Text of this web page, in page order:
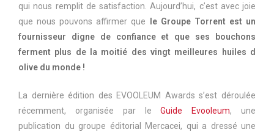
qui nous remplit de satisfaction. Aujourd’hui, c’est avec joie
que nous pouvons affirmer que
le Groupe Torrent est un
fournisseur digne de confiance et que ses bouchons
ferment plus de la moitié des vingt meilleures huiles d
olive du monde !
La dernière édition des EVOOLEUM Awards s’est déroulée
récemment, organisée par leGuide Evooleum, une
publication du groupe éditorial Mercacei, qui a dressé une